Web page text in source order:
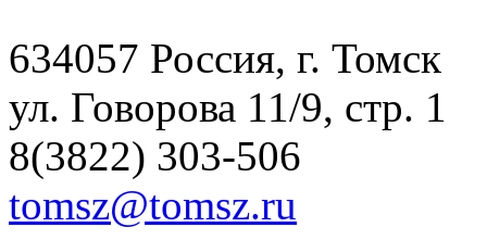
634057 Россия, г. Томск
ул. Говорова 11/9, стр. 1
8(3822) 303-506
tomsz@tomsz.ru